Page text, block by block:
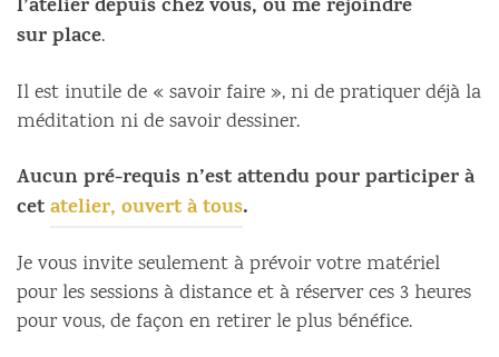
l’atelier depuis chez vous, ou me rejoindre
surplace.
Il est inutile de « savoir faire », ni de pratiquer déjà la
méditation ni de savoir dessiner.
Aucun pré-requis n’est attendu pour participer à
cetatelier, ouvert à tous.
Je vous invite seulement à prévoir votre matériel
pour les sessions à distance et à réserver ces 3 heures
pour vous, de façon en retirer le plus bénéfice.